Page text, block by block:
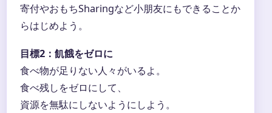
寄付やおもちSharingなど小朋友にもできることか
らはじめよう。
目標2：飢餓をゼロに
食べ物が足りない人々がいるよ。
食べ残しをゼロにして、
資源を無駄にしないようにしよう。